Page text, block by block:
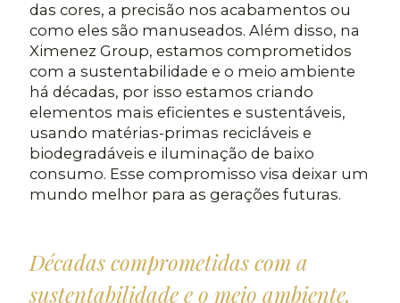
das cores, a precisão nos acabamentos ou
como eles são manuseados. Além disso, na
Ximenez Group, estamos comprometidos
com a sustentabilidade e o meio ambiente
há décadas, por isso estamos criando
elementos mais eficientes e sustentáveis,
usando matérias-primas recicláveis e
biodegradáveis e iluminação de baixo
consumo. Esse compromisso visa deixar um
mundo melhor para as gerações futuras.
Décadas comprometidas com a
sustentabilidade e o meio ambiente.